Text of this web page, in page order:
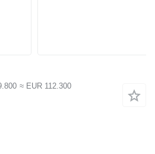
≈ EUR 112.300